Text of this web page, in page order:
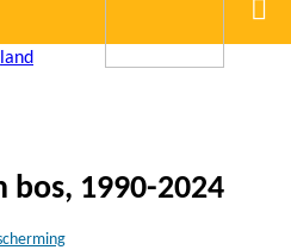
bos, 1990-2024